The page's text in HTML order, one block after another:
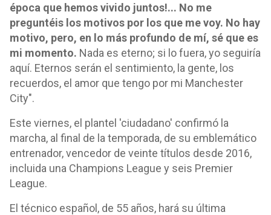
época que hemos vivido juntos!... No me
preguntéis los motivos por los que me voy. No hay
motivo, pero, en lo más profundo de mí, sé que es
mi momento. Nada es eterno; si lo fuera, yo seguiría
aquí. Eternos serán el sentimiento, la gente, los
recuerdos, el amor que tengo por mi Manchester
City".
Este viernes, el plantel 'ciudadano' confirmó la
marcha, al final de la temporada, de su emblemático
entrenador, vencedor de veinte títulos desde 2016,
incluida una Champions League y seis Premier
League.
El técnico español, de 55 años, hará su última